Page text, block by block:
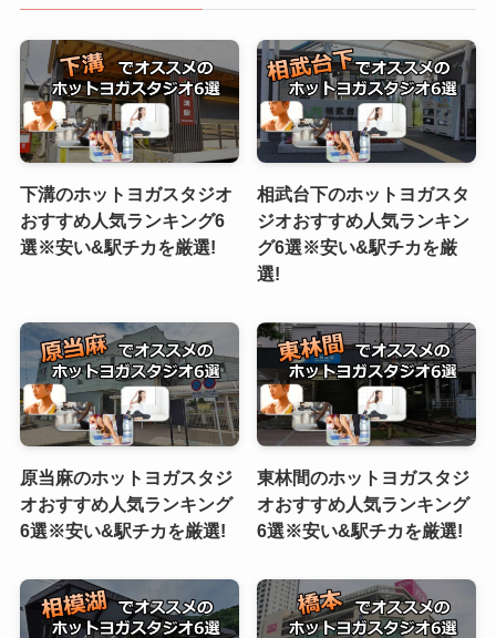
下溝のホットヨガスタジオ
おすすめ人気ランキング6
選※安い&駅チカを厳選!
相武台下のホットヨガスタ
ジオおすすめ人気ランキン
グ6選※安い&駅チカを厳
選!
原当麻のホットヨガスタジ
オおすすめ人気ランキング
6選※安い&駅チカを厳選!
東林間のホットヨガスタジ
オおすすめ人気ランキング
6選※安い&駅チカを厳選!